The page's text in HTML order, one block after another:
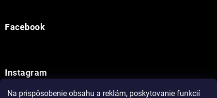
Na prispôsobenie obsahu a reklám, poskytovanie funkcií
Facebook
Instagram